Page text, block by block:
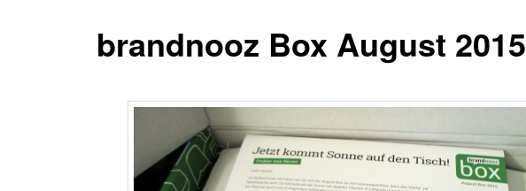
brandnooz Box August 2015